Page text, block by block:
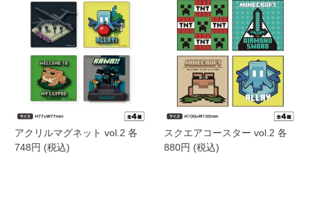
アクリルマグネット vol.2 各
748円 (税込)
スクエアコースター vol.2 各
880円 (税込)